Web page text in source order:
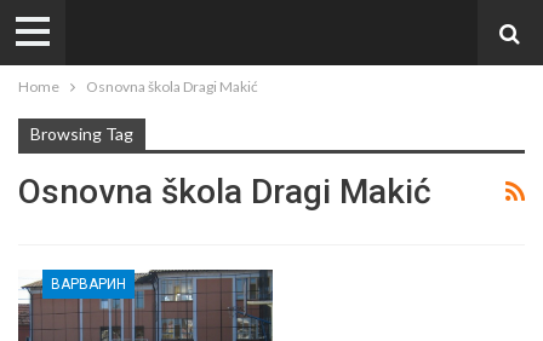
Home Osnovna škola Dragi Makić
Browsing Tag
Osnovna škola Dragi Makić
ВАРВАРИН